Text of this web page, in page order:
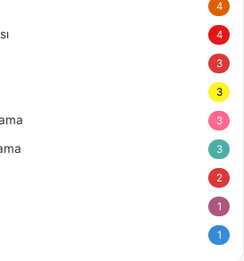
4
4
3
3
3
3
2
1
1